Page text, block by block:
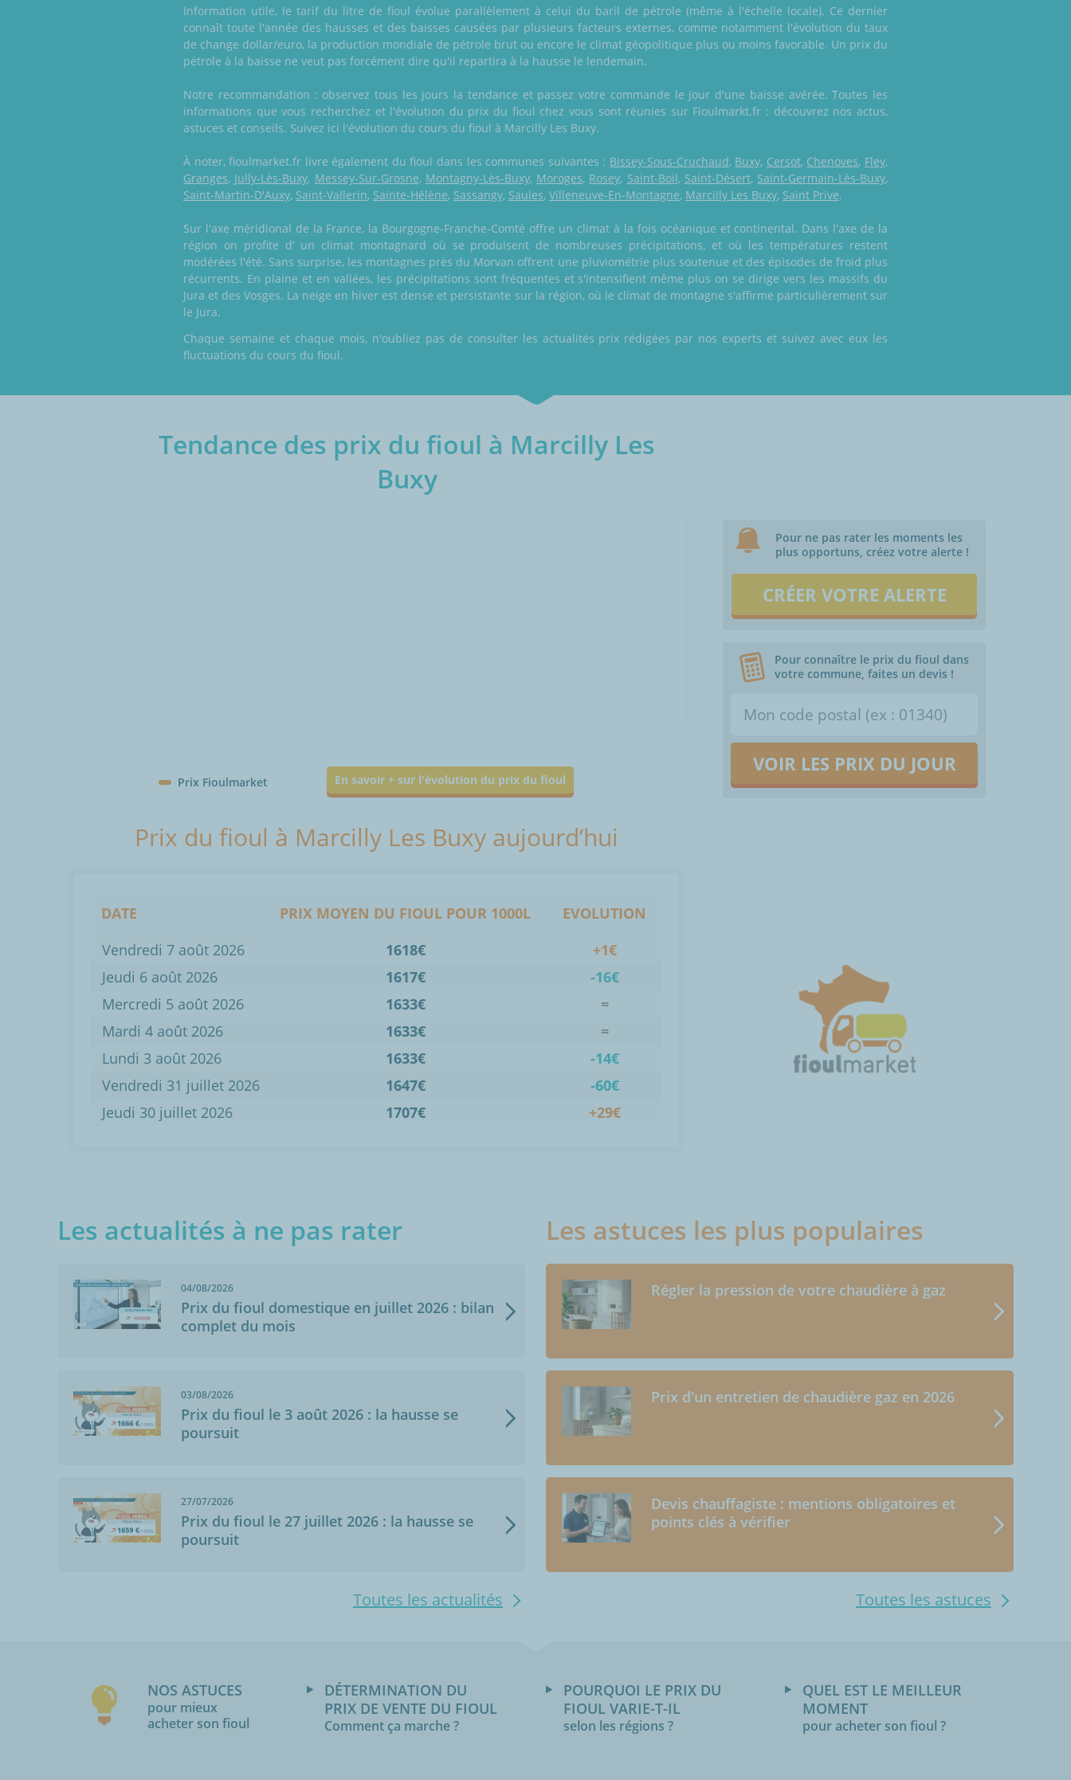
Information utile, le tarif du litre de fioul évolue parallèlement à celui du baril de pétrole (même à l'échelle locale). Ce dernier
connaît toute l'année des hausses et des baisses causées par plusieurs facteurs externes, comme notamment l'évolution du taux
de change dollar/euro, la production mondiale de pétrole brut ou encore le climat géopolitique plus ou moins favorable. Un prix du
pétrole à la baisse ne veut pas forcément dire qu'il repartira à la hausse le lendemain.
Notre recommandation : observez tous les jours la tendance et passez votre commande le jour d'une baisse avérée. Toutes les
informations que vous recherchez et l'évolution du prix du fioul chez vous sont réunies sur Fioulmarkt.fr : découvrez nos actus,
astuces et conseils. Suivez ici l'évolution du cours du fioul à Marcilly Les Buxy.
À noter, fioulmarket.fr livre également du fioul dans les communes suivantes : Bissey-Sous-Cruchaud, Buxy, Cersot, Chenoves, Fley,
Granges, Jully-Lès-Buxy, Messey-Sur-Grosne, Montagny-Lès-Buxy, Moroges, Rosey, Saint-Boil, Saint-Désert, Saint-Germain-Lès-Buxy,
Saint-Martin-D'Auxy, Saint-Vallerin, Sainte-Hélène, Sassangy, Saules, Villeneuve-En-Montagne, Marcilly Les Buxy, Saint Prive.
Sur l'axe méridional de la France, la Bourgogne-Franche-Comté offre un climat à la fois océanique et continental. Dans l'axe de la
région on profite d’ un climat montagnard où se produisent de nombreuses précipitations, et où les températures restent
modérées l'été. Sans surprise, les montagnes près du Morvan offrent une pluviométrie plus soutenue et des épisodes de froid plus
récurrents. En plaine et en vallées, les précipitations sont fréquentes et s'intensifient même plus on se dirige vers les massifs du
Jura et des Vosges. La neige en hiver est dense et persistante sur la région, où le climat de montagne s'affirme particulièrement sur
le Jura.
Chaque semaine et chaque mois, n'oubliez pas de consulter les actualités prix rédigées par nos experts et suivez avec eux les
fluctuations du cours du fioul.
Tendance des prix du fioul à Marcilly Les
Buxy
Prix Fioulmarket En savoir + sur l'évolution du prix du fioul
Pour ne pas rater les moments les
plus opportuns, créez votre alerte !
CRÉER VOTRE ALERTE
Pour connaître le prix du fioul dans
votre commune, faites un devis !
VOIR LES PRIX DU JOUR
Prix du fioul à Marcilly Les Buxy aujourd’hui
DATE PRIX MOYEN DU FIOUL POUR 1000L
EVOLUTION
Vendredi 7 août 2026
1618€
+1€
Jeudi 6 août 2026
1617€
-16€
Mercredi 5 août 2026
1633€
=
Mardi 4 août 2026
1633€
=
Lundi 3 août 2026
1633€
-14€
Vendredi 31 juillet 2026
1647€
-60€
Jeudi 30 juillet 2026
1707€ +29€
Les actualités à ne pas rater
04/08/2026
Prix du fioul domestique en juillet 2026 : bilan
complet du mois
03/08/2026
Prix du fioul le 3 août 2026 : la hausse se
poursuit
27/07/2026
Prix du fioul le 27 juillet 2026 : la hausse se
poursuit
Toutes les actualités
Les astuces les plus populaires
Régler la pression de votre chaudière à gaz
Prix d'un entretien de chaudière gaz en 2026
Devis chauffagiste : mentions obligatoires et
points clés à vérifier
Toutes les astuces
NOS ASTUCES
pour mieux
acheter son fioul
DÉTERMINATION DU
PRIX DE VENTE DU FIOUL
Comment ça marche ?
POURQUOI LE PRIX DU
FIOUL VARIE-T-IL
selon les régions ?
QUEL EST LE MEILLEUR
MOMENT
pour acheter son fioul ?